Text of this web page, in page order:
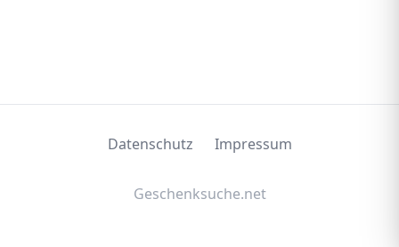
Datenschutz Impressum
Geschenksuche.net